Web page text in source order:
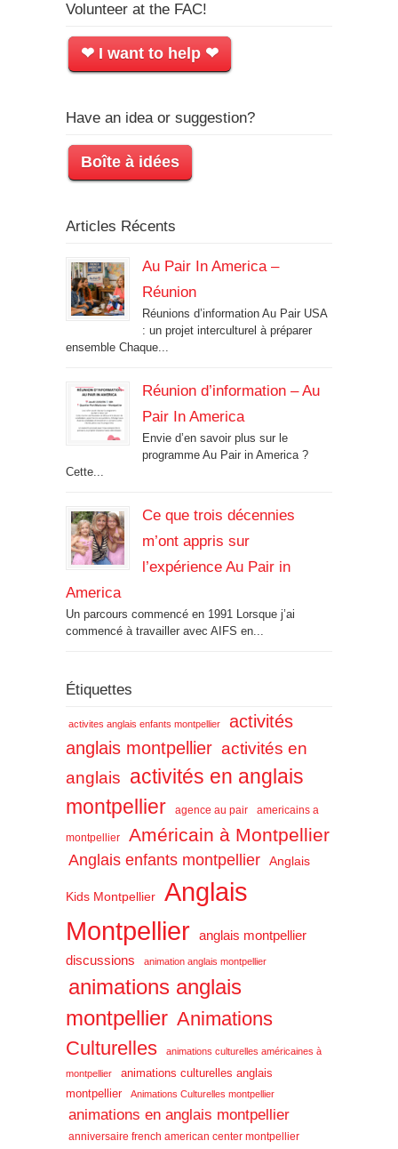
Volunteer at the FAC!
❤ I want to help ❤
Have an idea or suggestion?
Boîte à idées
Articles Récents
Au Pair In America –
Réunion
Réunions d’information Au Pair USA
: un projet interculturel à préparer
ensemble Chaque...
Réunion d’information – Au
Pair In America
Envie d’en savoir plus sur le
programme Au Pair in America ?
Cette...
Ce que trois décennies
m’ont appris sur
l’expérience Au Pair in
America
Un parcours commencé en 1991 Lorsque j’ai
commencé à travailler avec AIFS en...
Étiquettes
activites anglais enfants montpellier
activités
anglais montpellier activités en
anglais activités en anglais
montpellier
agence au pair americains a
montpellier Américain à Montpellier
Anglais enfants montpellier Anglais
Kids Montpellier
Anglais
Montpellier
anglais montpellier
discussions
animation anglais montpellier
animations anglais
montpellier Animations
Culturelles
animations culturelles américaines à
montpellier
animations culturelles anglais
montpellier
Animations Culturelles montpellier
animations en anglais montpellier
anniversaire french american center montpellier